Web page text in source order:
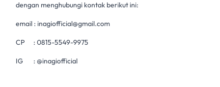
dengan menghubungi kontak berikut ini:
email : inagiofficial@gmail.com
CP : 0815-5549-9975
IG : @inagiofficial